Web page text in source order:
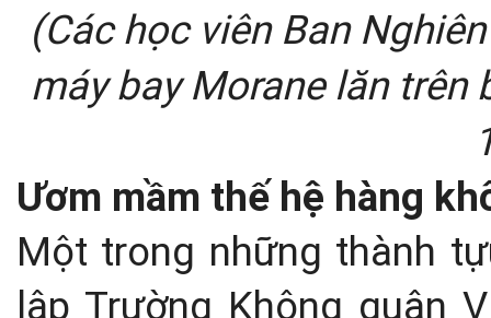
(Các học viên Ban
máy bay Morane lăn trên
Ươm mầm thế hệ hàng
Một trong những thành
lập Trường Không quân